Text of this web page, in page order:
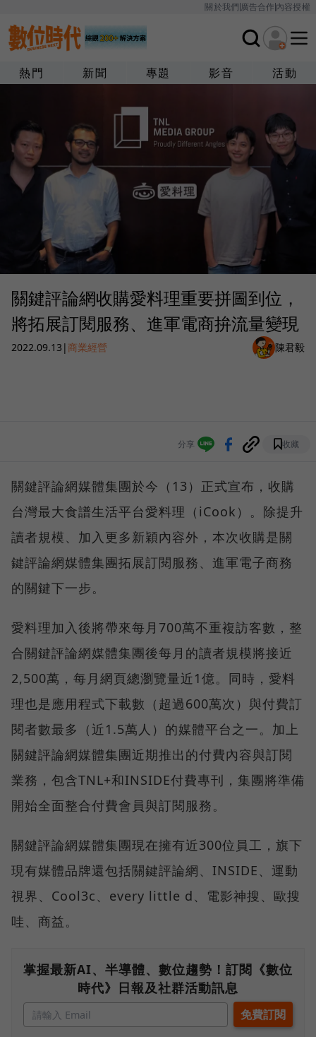
關於我們廣告合作內容授權
熱門 新聞 專題 影音 活動
關鍵評論網收購愛料理重要拼圖到位，
將拓展訂閱服務、進軍電商拚流量變現
2022.09.13 |商業經營 陳君毅
分享 收藏
關鍵評論網媒體集團於今（13）正式宣布，收購
台灣最大食譜生活平台愛料理（iCook）。除提升
讀者規模、加入更多新穎內容外，本次收購是關
鍵評論網媒體集團拓展訂閱服務、進軍電子商務
的關鍵下一步。
愛料理加入後將帶來每月700萬不重複訪客數，整
合關鍵評論網媒體集團後每月的讀者規模將接近
2,500萬，每月網頁總瀏覽量近1億。同時，愛料
理也是應用程式下載數（超過600萬次）與付費訂
閱者數最多（近1.5萬人）的媒體平台之一。加上
關鍵評論網媒體集團近期推出的付費內容與訂閱
業務，包含TNL+和INSIDE付費專刊，集團將準備
開始全面整合付費會員與訂閱服務。
關鍵評論網媒體集團現在擁有近300位員工，旗下
現有媒體品牌還包括關鍵評論網、INSIDE、運動
視界、Cool3c、every little d、電影神搜、歐搜
哇、商益。
掌握最新AI、半導體、數位趨勢！訂閱《數位
時代》日報及社群活動訊息